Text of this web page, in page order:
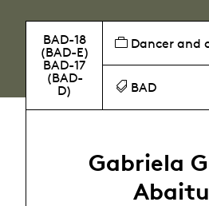
BAD-18
(BAD-E)
BAD-17
(BAD-
D)
Dancer and
BAD
Gabriela